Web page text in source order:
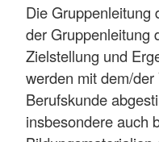
Die Gruppenleitung
der Gruppenleitung
Zielstellung und
werden mit dem/
Berufskunde
insbesondere auch